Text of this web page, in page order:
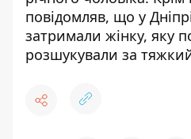
повідомляв, що у
затримали жінку, яку
розшукували за